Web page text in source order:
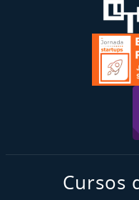
Cursos